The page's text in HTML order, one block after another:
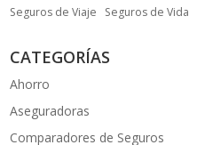
Seguros de Viaje
Seguros de Vida
CATEGORÍAS
Ahorro
Aseguradoras
Comparadores de Seguros